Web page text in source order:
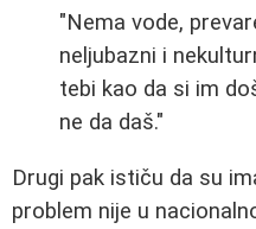
"Nema vode,
neljubazni i
tebi kao da si im
ne da daš."
Drugi pak ističu da su
problem nije u